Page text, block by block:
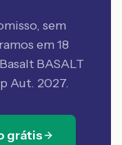
sem
em 18
BASALT
Aut. 2027.
grátis